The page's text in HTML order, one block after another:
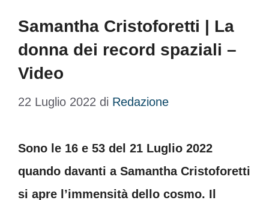
Samantha Cristoforetti | La
donna dei record spaziali –
Video
22 Luglio 2022 di Redazione
Sono le 16 e 53 del 21 Luglio 2022
quando davanti a Samantha Cristoforetti
si apre l’immensità dello cosmo. Il